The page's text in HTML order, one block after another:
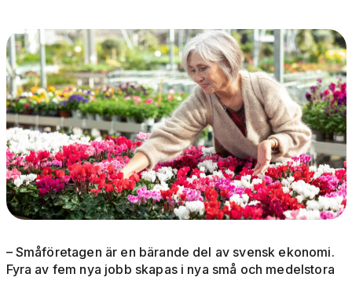
– Småföretagen är en bärande del av svensk ekonomi.
Fyra av fem nya jobb skapas i nya små och medelstora